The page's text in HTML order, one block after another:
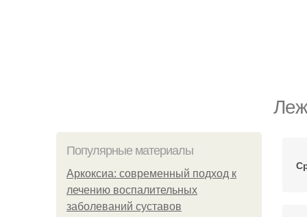
Популярные материалы
Аркоксиа: современный подход к
лечению воспалительных
заболеваний суставов